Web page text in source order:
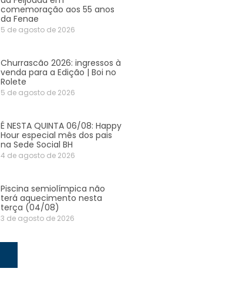
comemoração aos 55 anos
da Fenae
5 de agosto de 2026
Churrascão 2026: ingressos à
venda para a Edição | Boi no
Rolete
5 de agosto de 2026
É NESTA QUINTA 06/08: Happy
Hour especial mês dos pais
na Sede Social BH
4 de agosto de 2026
Piscina semiolímpica não
terá aquecimento nesta
terça (04/08)
3 de agosto de 2026